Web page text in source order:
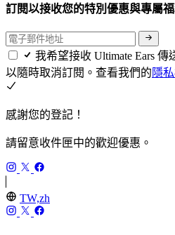
訂閱以接收您的特別優惠與專屬福
我希望接收 Ultimate Ears 傳
以隨時取消訂閱。查看我們的隱
感謝您的登記！
請留意收件匣中的歡迎優惠。
TW,zh